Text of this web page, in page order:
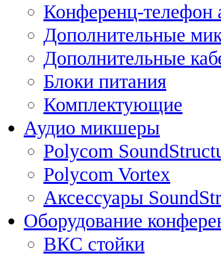
Конференц-телефон
Дополнительные
Дополнительные
Блоки питания
Комплектующие
Аудио микшеры
Polycom
Polycom Vortex
Аксессуары
Оборудование
ВКС стойки